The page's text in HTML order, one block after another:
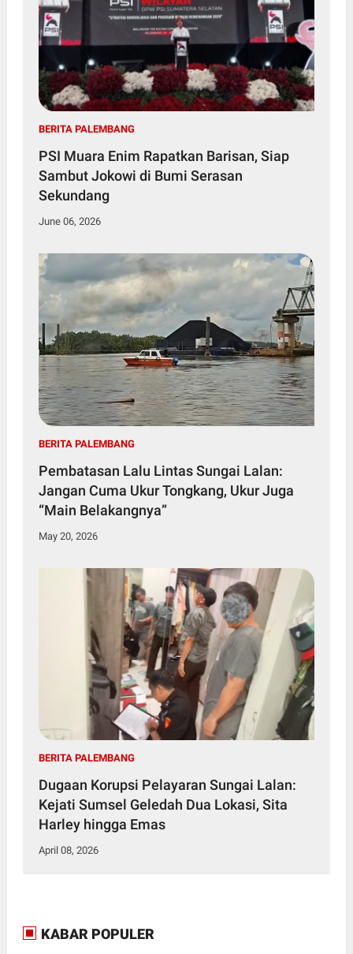
BERITA PALEMBANG
PSI Muara Enim Rapatkan Barisan, Siap
Sambut Jokowi di Bumi Serasan
Sekundang
June 06, 2026
BERITA PALEMBANG
Pembatasan Lalu Lintas Sungai Lalan:
Jangan Cuma Ukur Tongkang, Ukur Juga
“Main Belakangnya”
May 20, 2026
BERITA PALEMBANG
Dugaan Korupsi Pelayaran Sungai Lalan:
Kejati Sumsel Geledah Dua Lokasi, Sita
Harley hingga Emas
April 08, 2026
KABAR POPULER